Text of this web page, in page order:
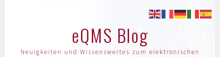
eQMS Blog
Neuigkeiten und Wissenswertes zum elektronischen